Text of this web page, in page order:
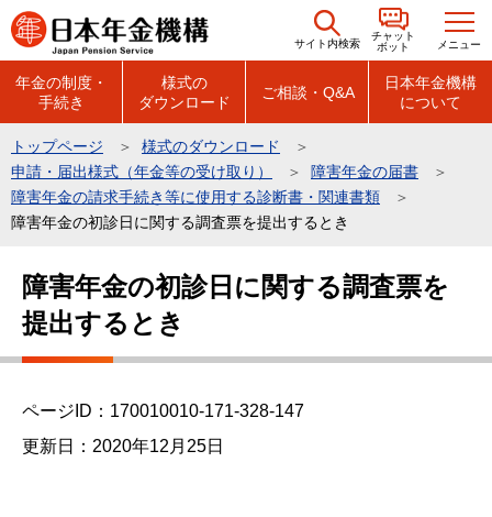
こ
の
の
先
頭
サイト内検索
チャット
ボット
メニュー
年金の制度・
手続き
様式の
ダウンロード
ご相談・Q&A
日本年金機構
について
トップページ
様式のダウンロード
申請・届出様式（年金等の受け取り）
障害年金の届書
障害年金の請求手続き等に使用する診断書・関連書類
障害年金の初診日に関する調査票を提出するとき
障害年金の初診日に関する調査票を
提出するとき
ページID：170010010-171-328-147
更新日：2020年12月25日